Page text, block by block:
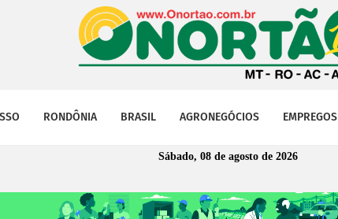
RONDÔNIA BRASIL AGRONEGÓCIOS EMPREGOS
Sábado, 08 de agosto de 2026